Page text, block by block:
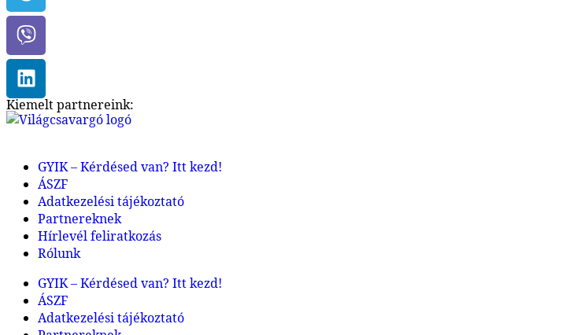
Kiemelt partnereink:
GYIK – Kérdésed van? Itt kezd!
ÁSZF
Adatkezelési tájékoztató
Partnereknek
Hírlevél feliratkozás
Rólunk
GYIK – Kérdésed van? Itt kezd!
ÁSZF
Adatkezelési tájékoztató